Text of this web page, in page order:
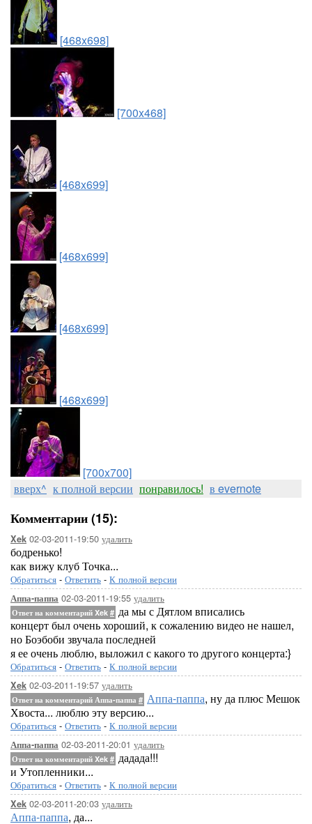
[468x698]
[700x468]
[468x699]
[468x699]
[468x699]
[468x699]
[700x700]
вверх^ к полной версии понравилось! в evernote
Комментарии (15):
Xek 02-03-2011-19:50 удалить
бодренько!
как вижу клуб Точка...
Обратиться - Ответить - К полной версии
Аппа-паппа 02-03-2011-19:55 удалить
Ответ на комментарий Xek # да мы с Дятлом вписались
концерт был очень хороший, к сожалению видео не нашел,
но Боэбоби звучала последней
я ее очень люблю, выложил с какого то другого концерта:}
Обратиться - Ответить - К полной версии
Xek 02-03-2011-19:57 удалить
Ответ на комментарий Аппа-паппа # Аппа-паппа, ну да плюс Мешок
Хвоста... люблю эту версию...
Обратиться - Ответить - К полной версии
Аппа-паппа 02-03-2011-20:01 удалить
Ответ на комментарий Xek # дадада!!!
и Утопленники...
Обратиться - Ответить - К полной версии
Xek 02-03-2011-20:03 удалить
Аппа-паппа, да...